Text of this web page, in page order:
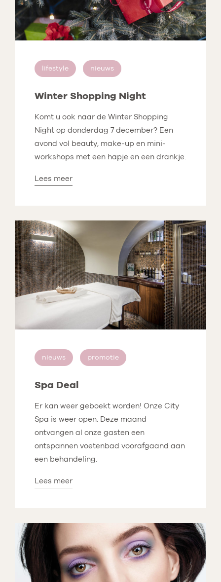
lifestyle nieuws
Winter Shopping Night
Komt u ook naar de Winter Shopping
Night op donderdag 7 december? Een
avond vol beauty, make-up en mini-
workshops met een hapje en een drankje.
Lees meer
nieuws promotie
Spa Deal
Er kan weer geboekt worden! Onze City
Spa is weer open. Deze maand
ontvangen al onze gasten een
ontspannen voetenbad voorafgaand aan
een behandeling.
Lees meer